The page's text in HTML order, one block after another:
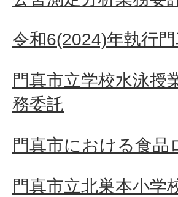
令和6(2024)年執行
門真市立学校水泳授
務委託
門真市における食品
門真市立北巣本小学